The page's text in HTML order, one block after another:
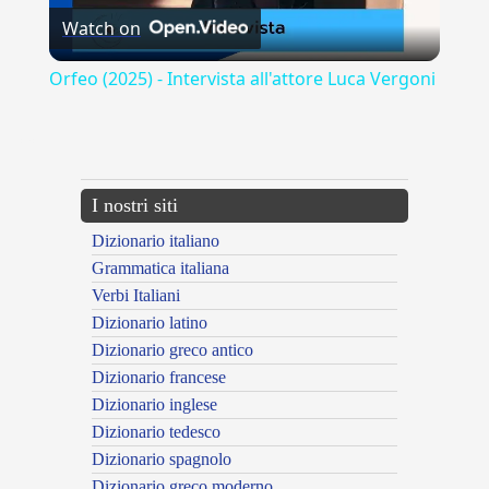
Video
Watch on
Orfeo (2025) - Intervista all'attore Luca Vergoni
I nostri siti
Dizionario italiano
Grammatica italiana
Verbi Italiani
Dizionario latino
Dizionario greco antico
Dizionario francese
Dizionario inglese
Dizionario tedesco
Dizionario spagnolo